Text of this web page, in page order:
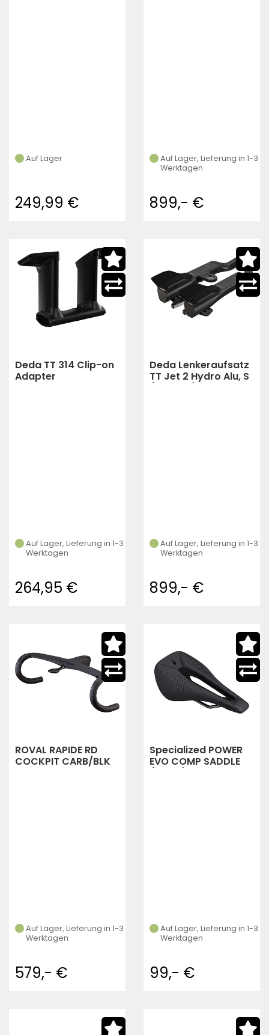
Auf Lager
249,99 €
Auf Lager, Lieferung in 1-3
Werktagen
899,- €
Deda TT 314 Clip-on
Adapter
Auf Lager, Lieferung in 1-3
Werktagen
264,95 €
Deda Lenkeraufsatz
TT Jet 2 Hydro Alu, S
Auf Lager, Lieferung in 1-3
Werktagen
899,- €
ROVAL RAPIDE RD
COCKPIT CARB/BLK
Auf Lager, Lieferung in 1-3
Werktagen
579,- €
Specialized POWER
EVO COMP SADDLE
Auf Lager, Lieferung in 1-3
Werktagen
99,- €